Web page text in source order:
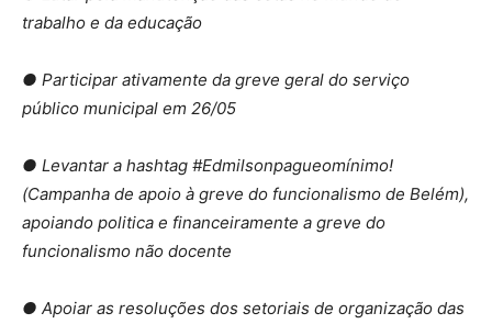
trabalho e da educação
● Participar ativamente da greve geral do serviço
público municipal em 26/05
● Levantar a hashtag #Edmilsonpagueomínimo!
(Campanha de apoio à greve do funcionalismo de Belém),
apoiando politica e financeiramente a greve do
funcionalismo não docente
● Apoiar as resoluções dos setoriais de organização das